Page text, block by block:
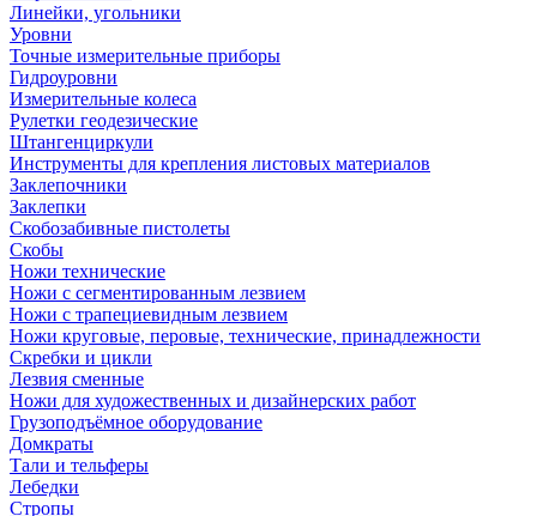
Линейки, угольники
Уровни
Точные измерительные приборы
Гидроуровни
Измерительные колеса
Рулетки геодезические
Штангенциркули
Инструменты для крепления листовых материалов
Заклепочники
Заклепки
Скобозабивные пистолеты
Скобы
Ножи технические
Ножи с сегментированным лезвием
Ножи с трапециевидным лезвием
Ножи круговые, перовые, технические, принадлежности
Скребки и цикли
Лезвия сменные
Ножи для художественных и дизайнерских работ
Грузоподъёмное оборудование
Домкраты
Тали и тельферы
Лебедки
Стропы